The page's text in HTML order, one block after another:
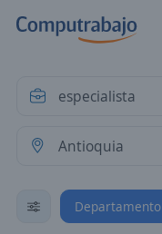
Departamento